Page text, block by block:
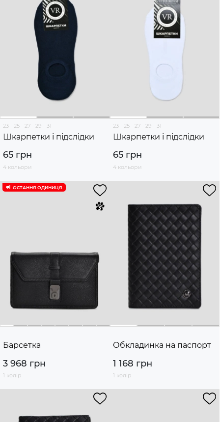
23 25 27 29 31
Шкарпетки і підслідки
65 грн
4 кольори
23 25 27 29 31
Шкарпетки і підслідки
65 грн
4 кольори
ОСТАННЯ ОДИНИЦЯ
Барсетка
3 968 грн
1 колір
Обкладинка на паспорт
1 168 грн
1 колір